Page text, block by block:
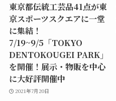
東京都伝統工芸品41点が東
京スポーツスクエアに一堂
に集結！
7/19~9/5「TOKYO
DENTOKOUGEI PARK」
を開催！展示・物販を中心
に大好評開催中
2021年7月20日